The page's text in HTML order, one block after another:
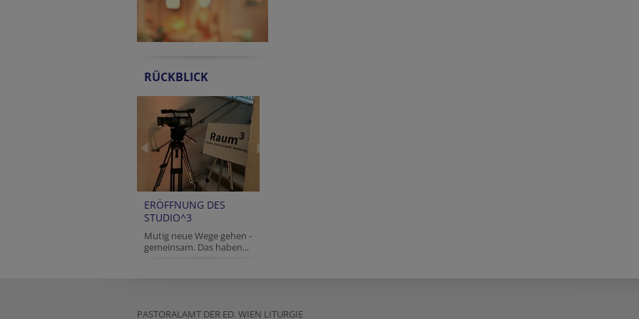
RÜCKBLICK
ERÖFFNUNG DES
STUDIO^3
Mutig neue Wege gehen -
gemeinsam. Das haben...
PASTORALAMT DER ED. WIEN LITURGIE